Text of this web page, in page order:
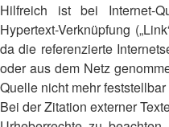
Hilfreich ist bei Internet-
Hypertext-Verknüpfung
da die referenzierte
oder aus dem Netz
Quelle nicht mehr feststellbar
Bei der Zitation externer